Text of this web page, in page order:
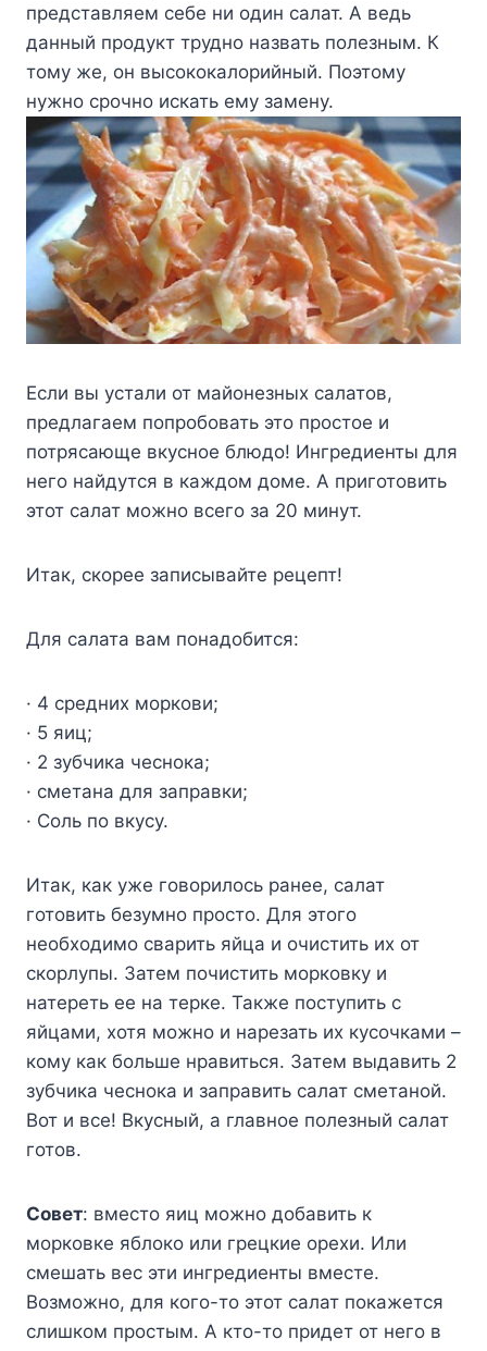
представляем себе ни один салат. А ведь
данный продукт трудно назвать полезным. К
тому же, он высококалорийный. Поэтому
нужно срочно искать ему замену.
Если вы устали от майонезных салатов,
предлагаем попробовать это простое и
потрясающе вкусное блюдо! Ингредиенты для
него найдутся в каждом доме. А приготовить
этот салат можно всего за 20 минут.
Итак, скорее записывайте рецепт!
Для салата вам понадобится:
· 4 средних моркови;
· 5 яиц;
· 2 зубчика чеснока;
· сметана для заправки;
· Соль по вкусу.
Итак, как уже говорилось ранее, салат
готовить безумно просто. Для этого
необходимо сварить яйца и очистить их от
скорлупы. Затем почистить морковку и
натереть ее на терке. Также поступить с
яйцами, хотя можно и нарезать их кусочками –
кому как больше нравиться. Затем выдавить 2
зубчика чеснока и заправить салат сметаной.
Вот и все! Вкусный, а главное полезный салат
готов.
Совет: вместо яиц можно добавить к
морковке яблоко или грецкие орехи. Или
смешать вес эти ингредиенты вместе.
Возможно, для кого-то этот салат покажется
слишком простым. А кто-то придет от него в